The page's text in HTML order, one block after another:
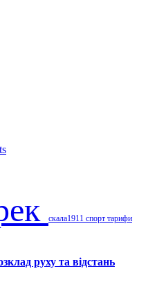
скала1911 спорт тарифи
руху та відстань